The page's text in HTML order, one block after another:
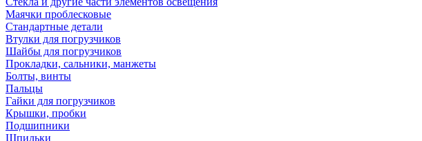
Маячки проблесковые
Стандартные детали
Втулки для погрузчиков
Шайбы для погрузчиков
Прокладки, сальники, манжеты
Болты, винты
Пальцы
Гайки для погрузчиков
Крышки, пробки
Подшипники
Шпильки